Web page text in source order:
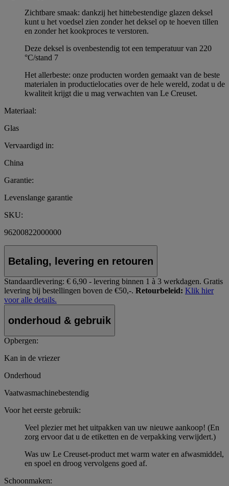
Zichtbare smaak: dankzij het hittebestendige glazen deksel
kunt u het voedsel zien zonder het deksel op te hoeven tillen
en zonder het kookproces te verstoren.
Deze deksel is ovenbestendig tot een temperatuur van 220
°C/stand 7
Het allerbeste: onze producten worden gemaakt van de beste
materialen in productielocaties over de hele wereld, zodat u de
kwaliteit krijgt die u mag verwachten van Le Creuset.
Materiaal:
Glas
Vervaardigd in:
China
Garantie:
Levenslange garantie
SKU:
96200822000000
Betaling, levering en retouren
Standaardlevering: € 6,90 - levering binnen 1 à 3 werkdagen. Gratis
levering bij bestellingen boven de €50,-. Retourbeleid: Klik hier
voor alle details.
onderhoud & gebruik
Opbergen:
Kan in de vriezer
Onderhoud
Vaatwasmachinebestendig
Voor het eerste gebruik:
Veel plezier met het uitpakken van uw nieuwe aankoop! (En
zorg ervoor dat u de etiketten en de verpakking verwijdert.)
Was uw Le Creuset-product met warm water en afwasmiddel,
en spoel en droog vervolgens goed af.
Schoonmaken: